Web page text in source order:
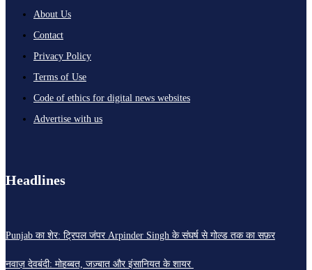
About Us
Contact
Privacy Policy
Terms of Use
Code of ethics for digital news websites
Advertise with us
Headlines
Punjab का शेर: ट्रिपल जंपर Arpinder Singh के संघर्ष से गोल्ड तक का सफ़र
नवाज़ देवबंदी: मोहब्बत, जज़्बात और इंसानियत के शायर